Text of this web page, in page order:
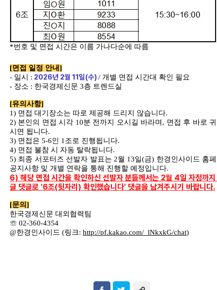
*번호 및 면접 시간은 이름 가나다순에 따름
[면접 일정 안내]
- 일시 : 2026년 2월 11 일(수)/ 개별 면접 시간대 확인 필요
- 장소 : 한국경제신문 3층 트렌드실
[유의사항]
1) 면접 대기장소는 따로 제공해 드리지 않습니다.
2) 본인의 면접 시각 10분 전까지 오시길 바라며 , 면접 후 바로
시면 됩니다.
3) 면접은 5-6인 1조로 진행됩니다.
4) 면접 불참 시 자동 탈락됩니다.
5) 최종 서포터즈 선발자 발표는 2월 13일(금) 한경인사이드 홈
공지사항 및 개별 연락을 통해 진행할 예정입니다.
6) 해당 면접 시간을 확인하신 선발자 분들께서는 2월 4일 자정까지
글 댓글로 '6조(뒷자리) 확인했습니다' 댓글을 남겨주시기 바랍니다.
[문의]
한국경제신문 대외협력팀
☏ 02-360-4354
@한경인사이드 (링크: http://pf.kakao.com/_lNkxkG/chat)